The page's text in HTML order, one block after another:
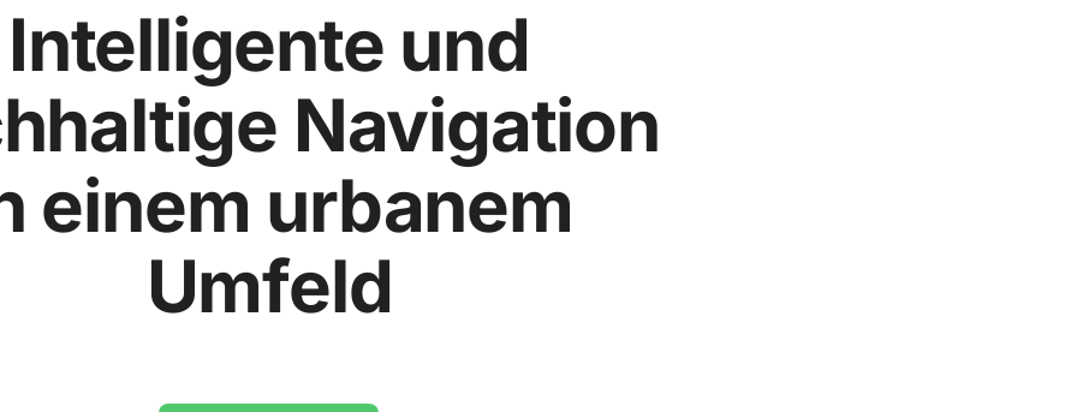
Intelligente und
Navigation
einem urbanem
Umfeld